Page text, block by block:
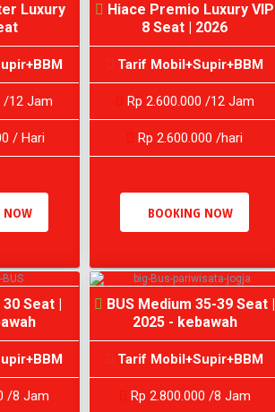
Luxury
/12 Jam
/ Hari
NOW
Hiace Premio Luxury VIP
8 Seat | 2026
Tarif Mobil+Supir+BBM
Rp 2.600.000 /12 Jam
Rp 2.600.000 /hari
BOOKING NOW
Seat |
/8 Jam
BUS Medium 35-39 Seat |
2025 - kebawah
Tarif Mobil+Supir+BBM
Rp 2.800.000 /8 Jam